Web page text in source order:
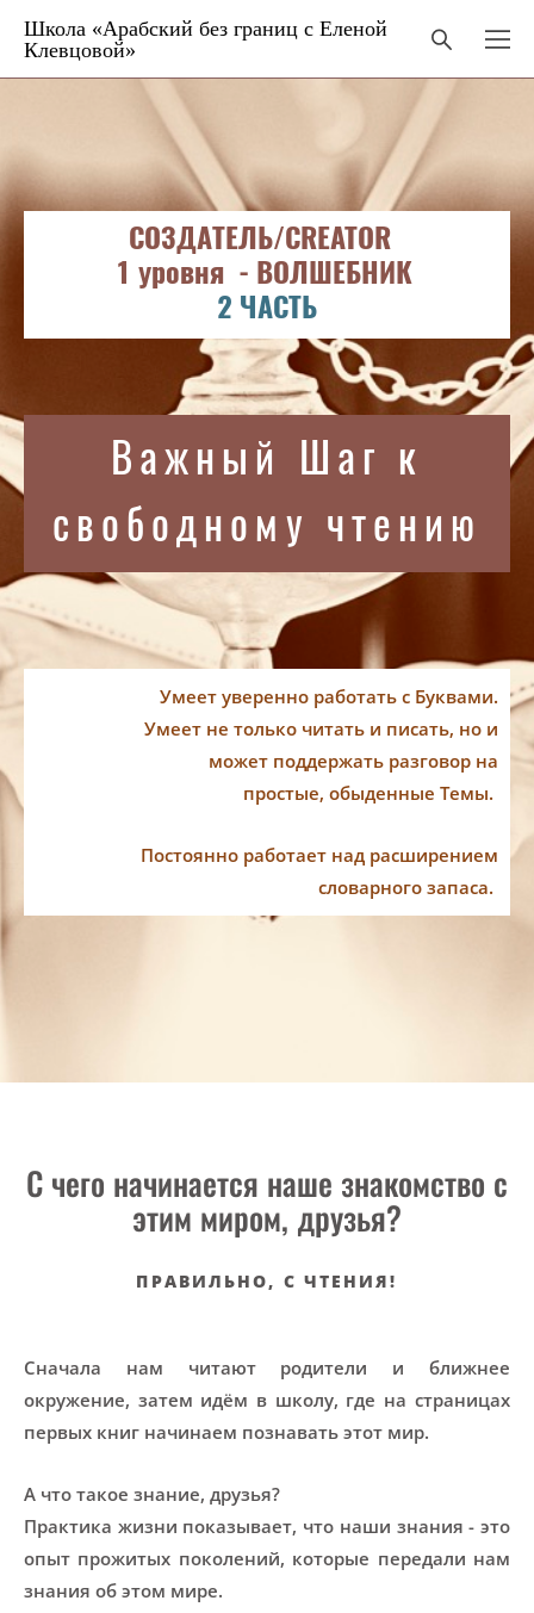
Школа «Арабский без границ с Еленой
Клевцовой»
СОЗДАТЕЛЬ/CREATOR
1 уровня - ВОЛШЕБНИК
2 ЧАСТЬ
Важный Шаг к
свободному чтению
Умеет уверенно работать с Буквами.
Умеет не только читать и писать, но и
может поддержать разговор на
простые, обыденные Темы.
Постоянно работает над расширением
словарного запаса.
С чего начинается наше знакомство с
этим миром, друзья?
ПРАВИЛЬНО, С ЧТЕНИЯ!
Сначала нам читают родители и ближнее
окружение, затем идём в школу, где на страницах
первых книг начинаем познавать этот мир.
А что такое знание, друзья?
Практика жизни показывает, что наши знания - это
опыт прожитых поколений, которые передали нам
знания об этом мире.